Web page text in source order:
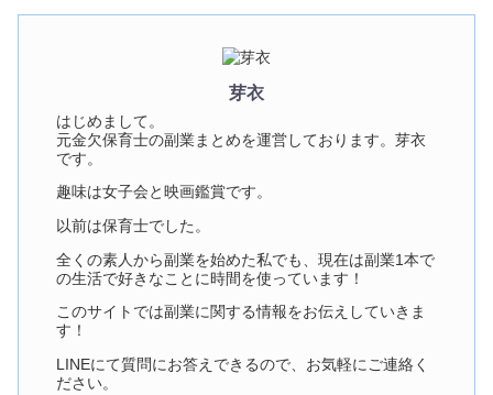
芽衣
はじめまして。
元金欠保育士の副業まとめを運営しております。芽衣
です。
趣味は女子会と映画鑑賞です。
以前は保育士でした。
全くの素人から副業を始めた私でも、現在は副業1本で
の生活で好きなことに時間を使っています！
このサイトでは副業に関する情報をお伝えしていきま
す！
LINEにて質問にお答えできるので、お気軽にご連絡く
ださい。